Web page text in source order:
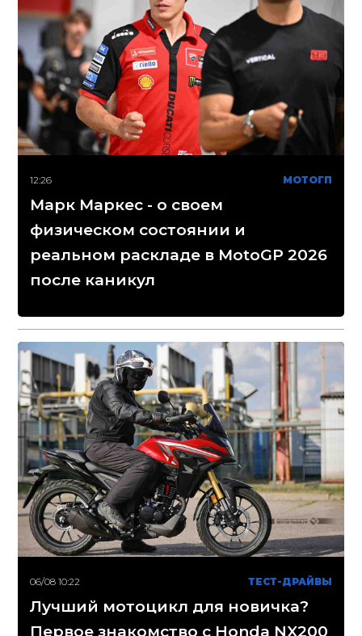
12:26 МОТОГП
Марк Маркес - о своем
физическом состоянии и
реальном раскладе в MotoGP 2026
после каникул
06/08 10:22 ТЕСТ-ДРАЙВЫ
Лучший мотоцикл для новичка?
Первое знакомство с Honda NX200